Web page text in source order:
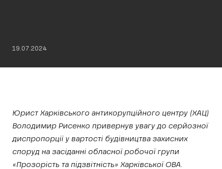
19.07.2024
Юрист Харківського антикорупційного центру (ХАЦ)
Володимир Рисенко привернув увагу до серйозної
диспропорції у вартості будівництва захисних
споруд на засіданні обласної робочої групи
«Прозорість та підзвітність» Харківської ОВА.